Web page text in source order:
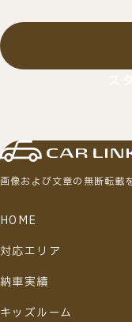
画像および文章の無断転載
HOME
対応エリア
納車実績
キッズルーム